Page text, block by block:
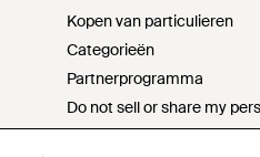
Kopen van particulieren
Categorieën
Partnerprogramma
Do not sell or share my
Verklaring moderne